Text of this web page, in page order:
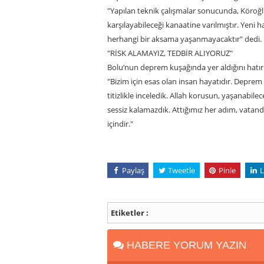
"Yapılan teknik çalışmalar sonucunda,
karşılayabileceği kanaatine varılmıştır. Yeni
herhangi bir aksama yaşanmayacaktır" dedi.
"RİSK ALAMAYIZ, TEDBİR ALIYORUZ"
Bolu’nun deprem kuşağında yer aldığını
"Bizim için esas olan insan hayatıdır.
titizlikle inceledik. Allah korusun,
sessiz kalamazdık. Attığımız her adım,
içindir."
Paylaş Tweetle Pinle
Etiketler :
HABERE YORUM YAZIN